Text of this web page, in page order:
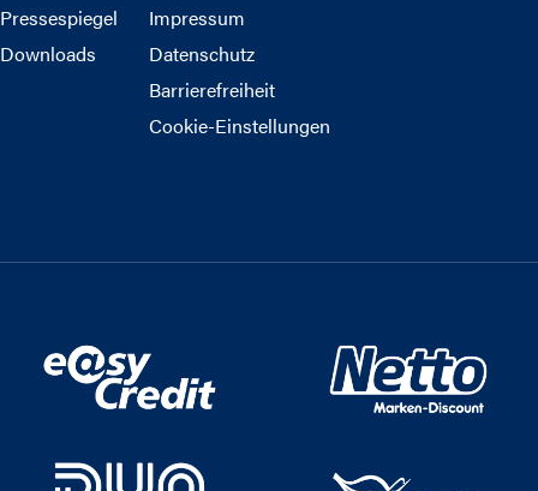
Pressespiegel
Downloads
Impressum
Datenschutz
Barrierefreiheit
Cookie-Einstellungen